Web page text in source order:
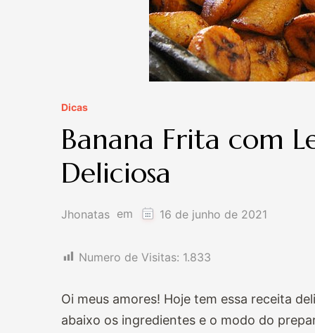
Dicas
Banana Frita com
Deliciosa
Jhonatas em 16 de junho de 2021
Numero de Visitas: 1.833
Oi meus amores! Hoje tem essa receita
abaixo os ingredientes e o modo do